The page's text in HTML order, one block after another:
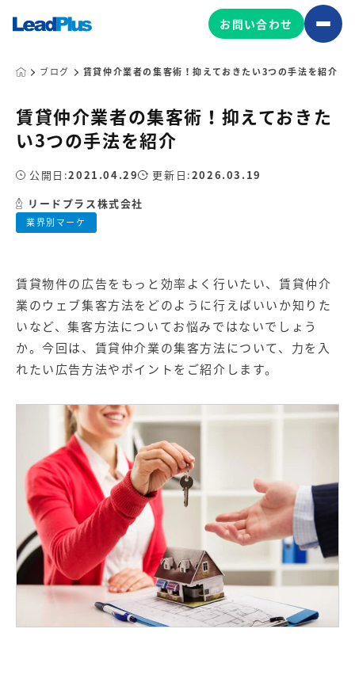
広告プロモーション
MA/CRM/SFA導入・運用
Web制作
マーケティングコンサルティング
Leadplus One
ボード
マーケティングサービスの製品
【店舗型ビジネス向け】エリ
ア
【金融機関向け】マーケティ
ング
【IT企業向け】マーケティン
サービス
SNSアカウント運用代行サー
広告プロモーションの製品
【クリニック向け】新規集患
Web広告サービス
【歯科業界向け】新規集患
Web広告パッケージ
【塾・個別塾業界向け】新規
集客Web広告パッケージ
サイトアクセス増加パッケー
ジ
商圏ねらいうちパッケージ 求人パッケージ
お問い合わせ
ブログ 賃貸仲介業者の集客術！抑えておきたい3つの手法を紹介
賃貸仲介業者の集客術！抑えておきた
い3つの手法を紹介
業界別マーケ
公開日:2021.04.29 更新日:2026.03.19
リードプラス株式会社
賃貸物件の広告をもっと効率よく行いたい、賃貸仲介
業のウェブ集客方法をどのように行えばいいか知りた
いなど、集客方法についてお悩みではないでしょう
か。今回は、賃貸仲介業の集客方法について、力を入
れたい広告方法やポイントをご紹介します。